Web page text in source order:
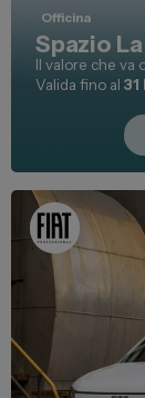
Gruppo Spazio
Il Gruppo Spazio
Impegno per
Impegno per il
Comunità
Sedi e Recapiti
News ed Eventi
Spazio Campus
Lavora con noi
Servizio Clienti
Officina
Spazio
Il valore che va
Valida fino al